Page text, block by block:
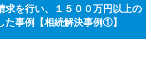
求を行い、１５００万円以上の
た事例【相続解決事例①】